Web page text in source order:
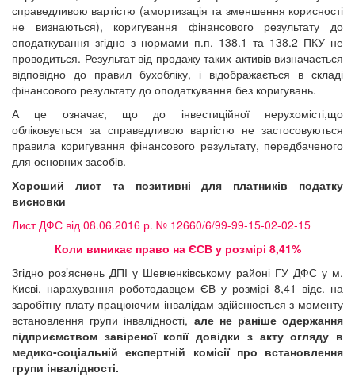
справедливою вартістю (амортизація та зменшення корисності
не визнаються), коригування фінансового результату до
оподаткування згідно з нормами п.п. 138.1 та 138.2 ПКУ не
проводиться. Результат від продажу таких активів визначається
відповідно до правил бухобліку, і відображається в складі
фінансового результату до оподаткування без коригувань.
А це означає, що до інвестиційної нерухомісті,що
обліковується за справедливою вартістю не застосовуються
правила коригування фінансового результату, передбаченого
для основних засобів.
Хороший лист та позитивні для платників податку
висновки
Лист ДФС від 08.06.2016 р. № 12660/6/99-99-15-02-02-15
Коли виникає право на ЄСВ у розмірі 8,41%
Згідно роз’яснень ДПІ у Шевченківському районі ГУ ДФС у м.
Києві, нарахування роботодавцем ЄВ у розмірі 8,41 відс. на
заробітну плату працюючим інвалідам здійснюється з моменту
встановлення групи інвалідності, але не раніше одержання
підприємством завіреної копії довідки з акту огляду в
медико-соціальній експертній комісії про встановлення
групи інвалідності.